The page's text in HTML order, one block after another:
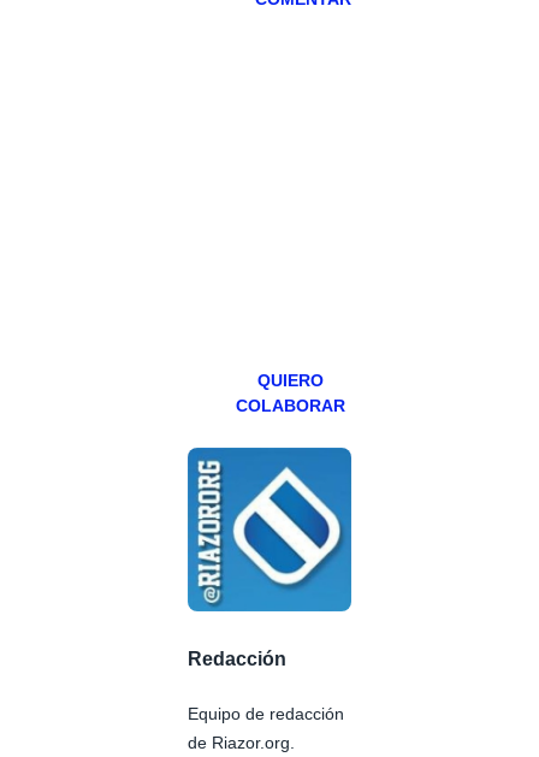
QUIERO
COLABORAR
Redacción
Equipo de redacción
de Riazor.org.